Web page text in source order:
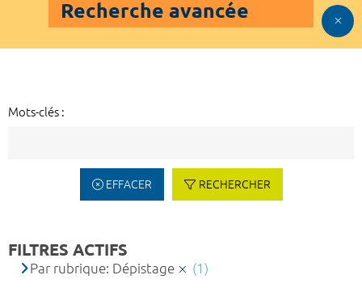
Recherche avancée
Mots-clés :
EFFACER RECHERCHER
FILTRES ACTIFS
Par rubrique: Dépistage (1)